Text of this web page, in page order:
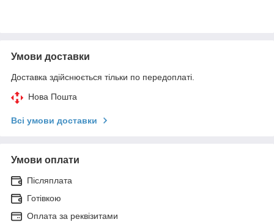
Умови доставки
Доставка здійснюється тільки по передоплаті.
Нова Пошта
Всі умови доставки
Умови оплати
Післяплата
Готівкою
Оплата за реквізитами